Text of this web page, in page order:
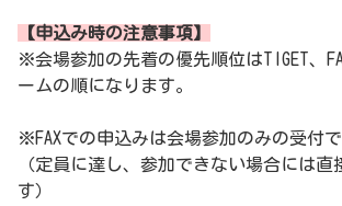
【申込み時の注意事項】
※会場参加の先着の優先順位はTIGET、
ームの順になります。
※FAXでの申込みは会場参加のみの受付で
（定員に達し、参加できない場合には直
す）